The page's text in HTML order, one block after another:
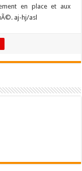
en place et aux
aj-hj/asl